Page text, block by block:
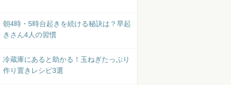
朝4時・5時台起きを続ける秘訣は？早起
きさん4人の習慣
冷蔵庫にあると助かる！玉ねぎたっぷり
作り置きレシピ3選